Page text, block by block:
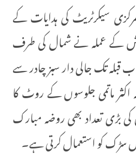
سیکرٹریٹ کی ہدایات کے
کے عملہ نے شمال کی طرف
تک جالی دار سبز چادر سے
ماتمی جلوسوں کے روٹ کا
بڑی تعداد بھی روضہ مبارک
سڑک کو استعمال کرتی ہے۔